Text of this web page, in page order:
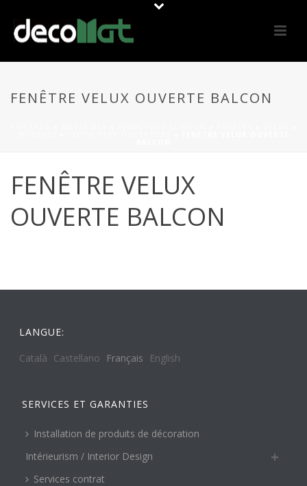
FENÊTRE VELUX OUVERTE BALCON
FENÊTRE VELUX
OUVERTE BALCON
LANGUE:
Català Castellano Français English
SERVICES ET GARANTIES
Installation de produits de décoration
Intérieurism / Interior Design
Services contrat